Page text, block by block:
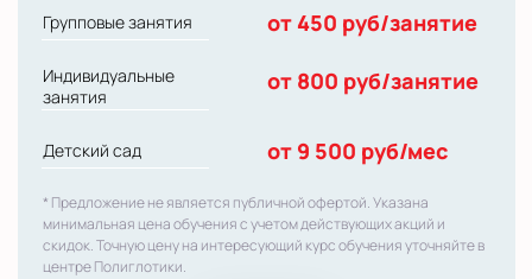
Групповые занятия от 450 руб/занятие
Индивидуальные
занятия
от 800 руб/занятие
Детский сад от 9 500 руб/мес
* Предложение не является публичной офертой. Указана
минимальная цена обучения с учетом действующих акций и
скидок. Точную цену на интересующий курс обучения уточняйте в
центре Полиглотики.